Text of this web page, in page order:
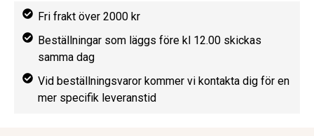
Fri frakt över 2000 kr
Beställningar som läggs före kl 12.00 skickas
samma dag
Vid beställningsvaror kommer vi kontakta dig för en
mer specifik leveranstid